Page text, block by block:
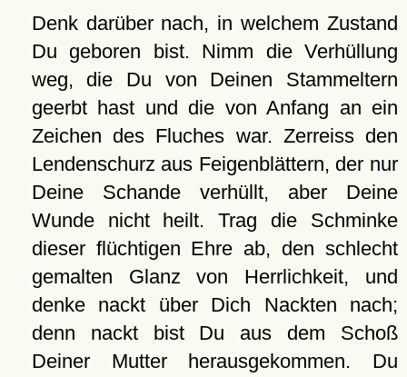
Denk darüber nach, in welchem Zustand
Du geboren bist. Nimm die Verhüllung
weg, die Du von Deinen Stammeltern
geerbt hast und die von Anfang an ein
Zeichen des Fluches war. Zerreiss den
Lendenschurz aus Feigenblättern, der nur
Deine Schande verhüllt, aber Deine
Wunde nicht heilt. Trag die Schminke
dieser flüchtigen Ehre ab, den schlecht
gemalten Glanz von Herrlichkeit, und
denke nackt über Dich Nackten nach;
denn nackt bist Du aus dem Schoß
Deiner Mutter herausgekommen. Du